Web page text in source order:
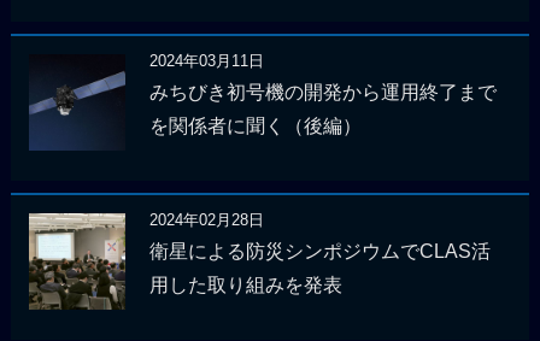
2024年03月11日
みちびき初号機の開発から運用終了まで
を関係者に聞く（後編）
2024年02月28日
衛星による防災シンポジウムでCLAS活
用した取り組みを発表